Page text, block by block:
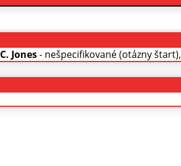
C. Jones- nešpecifikované (otázny štart),